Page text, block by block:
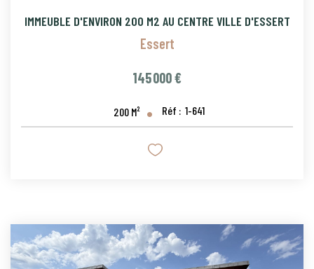
IMMEUBLE D'ENVIRON 200 M2 AU CENTRE VILLE D'ESSERT
Essert
145 000 €
200 M² Réf : 1-641